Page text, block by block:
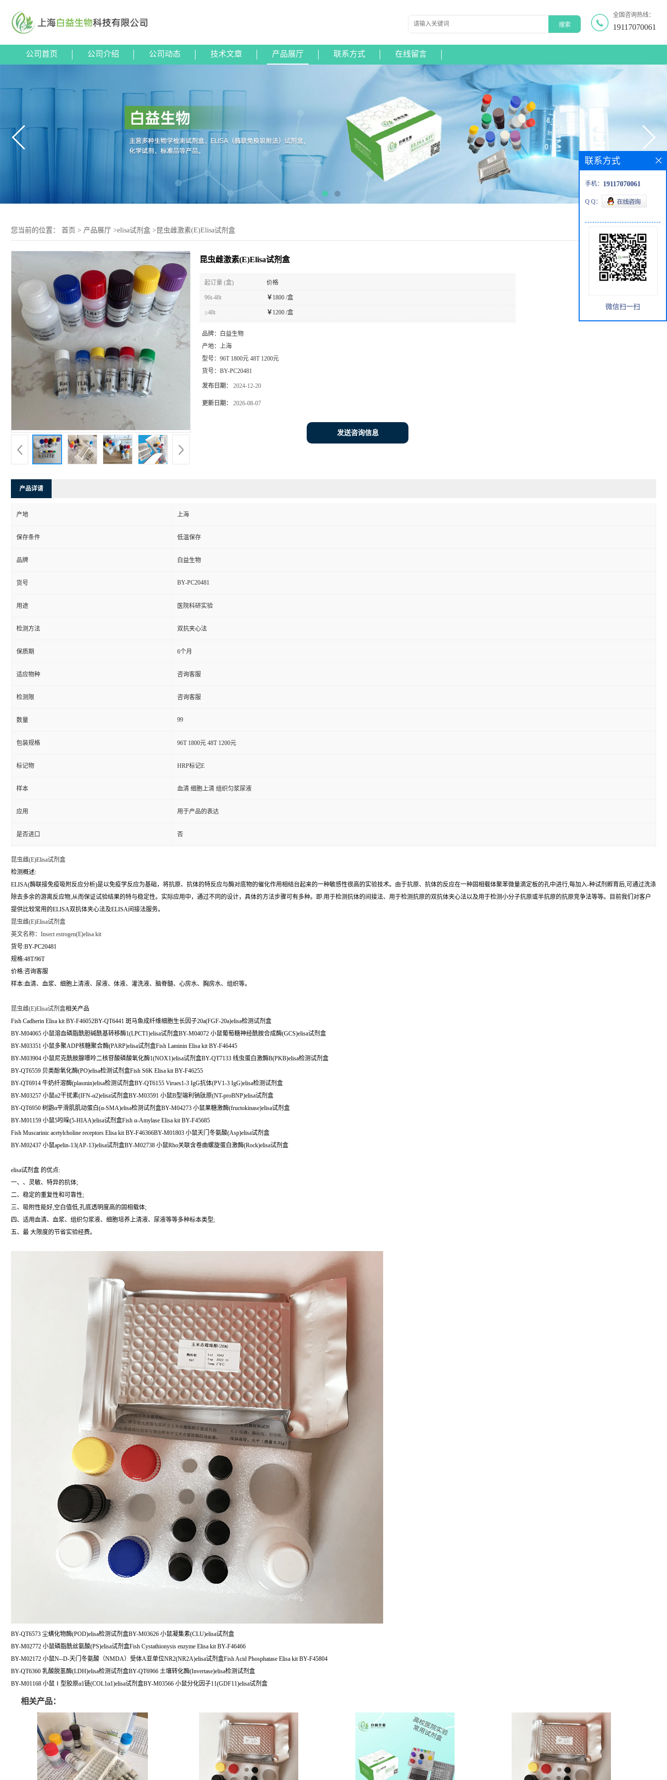
全国咨询热线：
19117070061
公司首页 公司介绍 公司动态 技术文章 产品展厅 联系方式 在线留言
您当前的位置： 首页 > 产品展厅 >elisa试剂盒 > 昆虫雌激素(E)Elisa试剂盒
昆虫雌激素(E)Elisa试剂盒
起订量 (盒) 价格
96t-48t ￥ 1800 /盒
≥48t ￥ 1200 /盒
品牌：
白益生物
产地： 上海
型号： 96T 1800元 48T 1200元
货号： BY-PC20481
发布日期： 2024-12-20
更新日期： 2026-08-07
发送咨询信息
产品详请
产地 上海
保存条件 低温保存
品牌 白益生物
货号 BY-PC20481
用途 医院科研实验
检测方法 双抗夹心法
保质期 6个月
适应物种 咨询客服
检测限 咨询客服
数量 99
包装规格 96T 1800元 48T 1200元
标记物 HRP标记E
样本 血清 细胞上清 组织匀浆尿液
应用 用于产品的表达
是否进口 否
昆虫雌(E)Elisa试剂盒
检测概述:
ELISA(酶联接免疫吸附反应分析)是以免疫学反应为基础，将抗原、抗体的特反应与酶对底物的催化作用相结台起来的一种敏感性很高的实验技术。由于抗原、抗体的反应在一种固相载体聚苯微量滴定板的孔中进行,每加入-种试剂孵育后,可通过洗涤
除去多余的游离反应物,从而保证试验结果的特与稳定性。实际应用中，通过不同的设计，具体的方法步骤可有多种。即:用于检测抗体的间接法、用于检测抗原的双抗体夹心法以及用于检测小分子抗原或半抗原的抗原竞争法等等。目前我们对客户
提供比较常用的ELISA双抗体夹心法及ELISA间接法服务。
昆虫雌(E)Elisa试剂盒
英文名称： Insect estrogen(E)elisa kit
货号:BY-PC20481
规格:48T/96T
价格:咨询客服
样本:血清、血浆、细胞上清液、尿液、体液、灌洗液、脑脊髓、心房水、胸房水、组织等。
昆虫雌(E)Elisa试剂盒相关产品
Fish Cadherin Elisa kit BY-F46052BY-QT6441 斑马鱼成纤维细胞生长因子20a(FGF-20a)elisa检测试剂盒
BY-M04065 小鼠溶血磷脂酰胆碱酰基转移酶1(LPCT1)elisa试剂盒BY-M04072 小鼠葡萄糖神经酰胺合成酶(GCS)elisa试剂盒
BY-M03351 小鼠多聚ADP核糖聚合酶(PARP)elisa试剂盒Fish Laminin Elisa kit BY-F46445
BY-M03904 小鼠尼克酰胺腺嘌呤二核苷酸磷酸氧化酶1(NOX1)elisa试剂盒BY-QT7133 线虫蛋白激酶B(PKB)elisa检测试剂盒
BY-QT6559 贝类酚氧化酶(PO)elisa检测试剂盒Fish S6K Elisa kit BY-F46255
BY-QT6914 牛奶纤溶酶(plasmin)elisa检测试剂盒BY-QT6155 Virues1-3 IgG抗体(PV1-3 IgG)elisa检测试剂盒
BY-M03257 小鼠α2干扰素(IFN-α2)elisa试剂盒BY-M03591 小鼠B型端利钠肽原(NT-proBNP)elisa试剂盒
BY-QT6950 树鼩α平滑肌肌动蛋白(α-SMA)elisa检测试剂盒BY-M04273 小鼠果糖激酶(fructokinase)elisa试剂盒
BY-M01159 小鼠5吲哚(5-HIAA)elisa试剂盒Fish α-Amylase Elisa kit BY-F45685
Fish Muscarinic acetylcholine receptors Elisa kit BY-F46366BY-M01803 小鼠天门冬氨酸(Asp)elisa试剂盒
BY-M02437 小鼠apelin-13(AP-13)elisa试剂盒BY-M02738 小鼠Rho关联含卷曲螺旋蛋白激酶(Rock)elisa试剂盒
elisa试剂盒 的优点:
一、、灵敏、特异的抗体;
二、稳定的重复性和可靠性;
三、吸附性能好,空白值低,孔底透明度高的固相载体;
四、适用血清、血浆、组织匀浆液、细胞培养上清液、尿液等等多种标本类型;
五、最 大限度的节省实验经费。
BY-QT6573 尘螨化物酶(POD)elisa检测试剂盒BY-M03626 小鼠凝集素(CLU)elisa试剂盒
BY-M02772 小鼠磷脂酰丝氨酸(PS)elisa试剂盒Fish Cystathionysis enzyme Elisa kit BY-F46466
BY-M02172 小鼠N--D-天门冬氨酸（NMDA）受体A亚单位NR2(NR2A)elisa试剂盒Fish Acid Phosphatase Elisa kit BY-F45804
BY-QT6360 乳酸脱氢酶(LDH)elisa检测试剂盒BY-QT6966 土壤转化酶(Invertase)elisa检测试剂盒
BY-M01168 小鼠Ⅰ型胶原α1链(COL1α1)elisa试剂盒BY-M03566 小鼠分化因子11(GDF11)elisa试剂盒
相关产品：
联系方式
手机： 19117070061
Q Q：
微信扫一扫